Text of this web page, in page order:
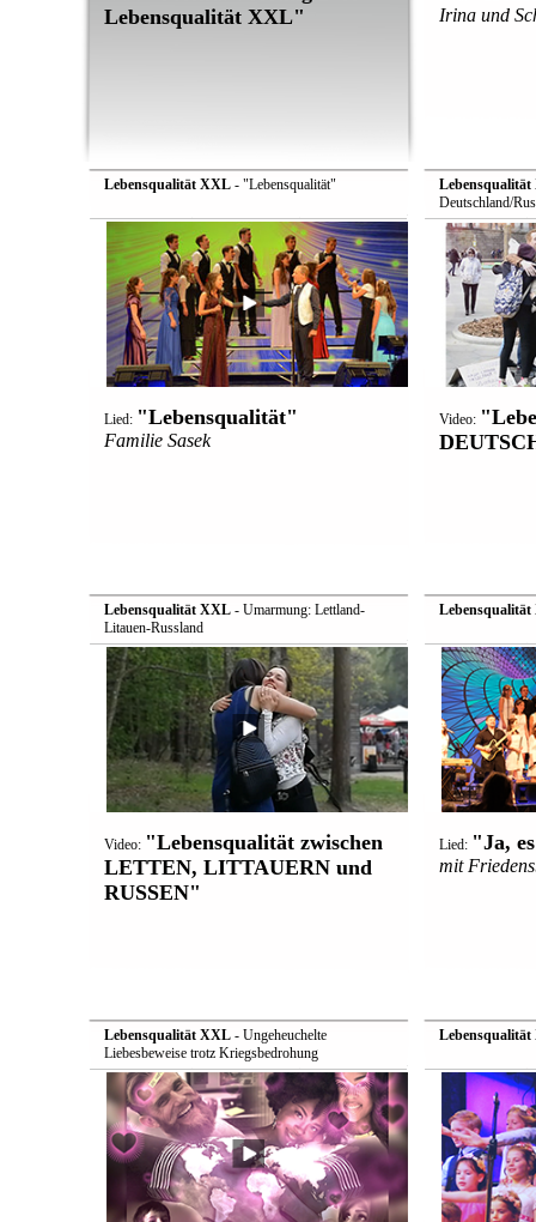
Lebensqualität XXL"
Irina und
Lebensqualität XXL- "Lebensqualität"
Lied: "Lebensqualität"
Familie Sasek
Deutschland/
Video:
Lebensqualität XXL- Umarmung: Lettland-
Litauen-Russland
Video: "Lebensqualität zwischen
LETTEN, LITTAUERN und
RUSSEN"
Lied: "Ja,
mit
Lebensqualität XXL- Ungeheuchelte
Liebesbeweise trotz Kriegsbedrohung